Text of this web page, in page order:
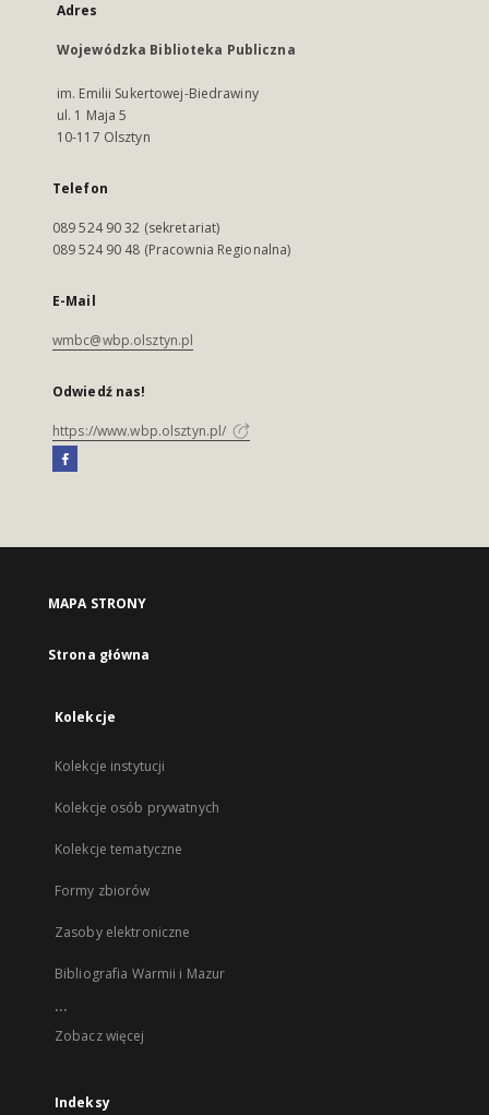
Adres
Wojewódzka Biblioteka Publiczna
im. Emilii Sukertowej-Biedrawiny
ul. 1 Maja 5
10-117 Olsztyn
Telefon
089 524 90 32 (sekretariat)
089 524 90 48 (Pracownia Regionalna)
E-Mail
wmbc@wbp.olsztyn.pl
Odwiedź nas!
https://www.wbp.olsztyn.pl/
MAPA STRONY
Strona główna
Kolekcje
Kolekcje instytucji
Kolekcje osób prywatnych
Kolekcje tematyczne
Formy zbiorów
Zasoby elektroniczne
Bibliografia Warmii i Mazur
...
Zobacz więcej
Indeksy